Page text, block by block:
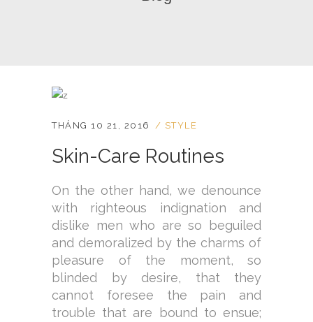
THÁNG 10 21, 2016 STYLE
Skin-Care Routines
On the other hand, we denounce
with righteous indignation and
dislike men who are so beguiled
and demoralized by the charms of
pleasure of the moment, so
blinded by desire, that they
cannot foresee the pain and
trouble that are bound to ensue;